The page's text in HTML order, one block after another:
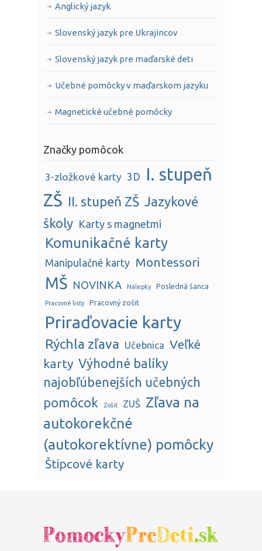
Anglický jazyk
Slovenský jazyk pre Ukrajincov
Slovenský jazyk pre maďarské deti
Učebné pomôcky v maďarskom jazyku
Magnetické učebné pomôcky
Značky pomôcok
3-zložkové karty 3D
I. stupeň
ZŠ II. stupeň ZŠ Jazykové
školy Karty s magnetmi
Komunikačné karty
Manipulačné karty Montessori
MŠ NOVINKA Nálepky Posledná šanca
Pracovné listy Pracovný zošit
Priraďovacie karty
Rýchla zľava Učebnica Veľké
karty Výhodné balíky
najobľúbenejších učebných
pomôcok
Zošit ZUŠ Zľava na
autokorekčné
(autokorektívne) pomôcky
Štipcové karty